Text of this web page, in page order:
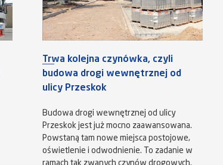
Trwa kolejna czynówka, czyli
budowa drogi wewnętrznej od
ulicy Przeskok
Budowa drogi wewnętrznej od ulicy
Przeskok jest już mocno zaawansowana.
Powstaną tam nowe miejsca postojowe,
oświetlenie i odwodnienie. To zadanie w